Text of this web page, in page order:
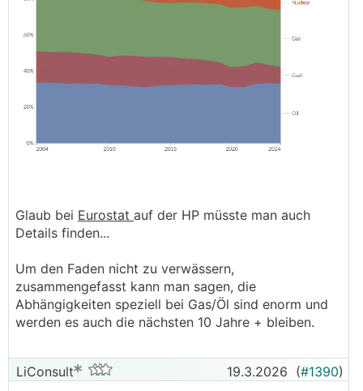
Glaub bei Eurostat auf der HP müsste man auch
Details finden...
Um den Faden nicht zu verwässern,
zusammengefasst kann man sagen, die
Abhängigkeiten speziell bei Gas/Öl sind enorm und
werden es auch die nächsten 10 Jahre + bleiben.
LiConsult 19.3.2026 (#1390)